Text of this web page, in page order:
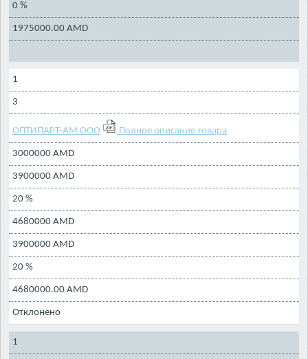
0 %
1975000.00 AMD
1
3
ОПТИПАРТ-АМ ООО Полное описание товара
3000000 AMD
3900000 AMD
20 %
4680000 AMD
3900000 AMD
20 %
4680000.00 AMD
Отклонено
1